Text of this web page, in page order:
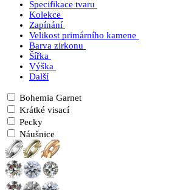
Specifikace tvaru
Kolekce
Zapínání
Velikost primárního kamene
Barva zirkonu
Šířka
Výška
Další
Bohemia Garnet
Krátké visací
Pecky
Náušnice